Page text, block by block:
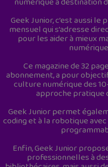
Geek Junior, c’est aussi le
mensuel qui s’adresse
pour les aider à mieux
Ce magazine de 32
abonnement, a pour
culture numérique des
approche pratique
Geek Junior permet
coding et à la robotique
Enfin, Geek Junior
professionnelles à